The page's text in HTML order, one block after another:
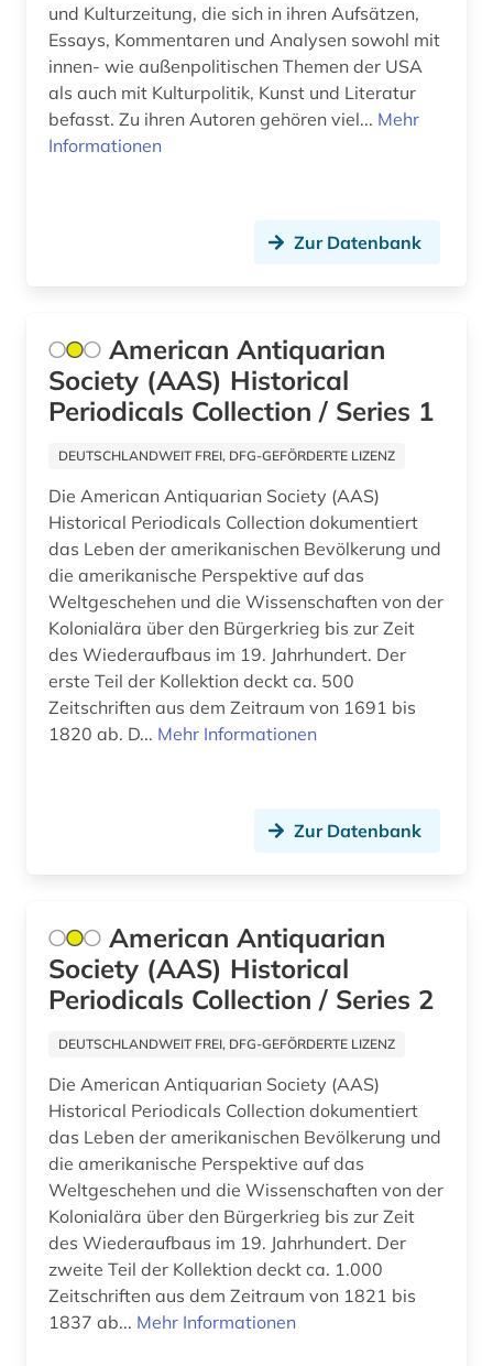
und Kulturzeitung, die sich in ihren Aufsätzen,
Essays, Kommentaren und Analysen sowohl mit
innen- wie außenpolitischen Themen der USA
als auch mit Kulturpolitik, Kunst und Literatur
befasst. Zu ihren Autoren gehören viel... Mehr
Informationen
Zur Datenbank
American Antiquarian
Society (AAS) Historical
Periodicals Collection / Series 1
DEUTSCHLANDWEIT FREI, DFG-GEFÖRDERTE LIZENZ
Die American Antiquarian Society (AAS)
Historical Periodicals Collection dokumentiert
das Leben der amerikanischen Bevölkerung und
die amerikanische Perspektive auf das
Weltgeschehen und die Wissenschaften von der
Kolonialära über den Bürgerkrieg bis zur Zeit
des Wiederaufbaus im 19. Jahrhundert. Der
erste Teil der Kollektion deckt ca. 500
Zeitschriften aus dem Zeitraum von 1691 bis
1820 ab. D... Mehr Informationen
Zur Datenbank
American Antiquarian
Society (AAS) Historical
Periodicals Collection / Series 2
DEUTSCHLANDWEIT FREI, DFG-GEFÖRDERTE LIZENZ
Die American Antiquarian Society (AAS)
Historical Periodicals Collection dokumentiert
das Leben der amerikanischen Bevölkerung und
die amerikanische Perspektive auf das
Weltgeschehen und die Wissenschaften von der
Kolonialära über den Bürgerkrieg bis zur Zeit
des Wiederaufbaus im 19. Jahrhundert. Der
zweite Teil der Kollektion deckt ca. 1.000
Zeitschriften aus dem Zeitraum von 1821 bis
1837 ab... Mehr Informationen